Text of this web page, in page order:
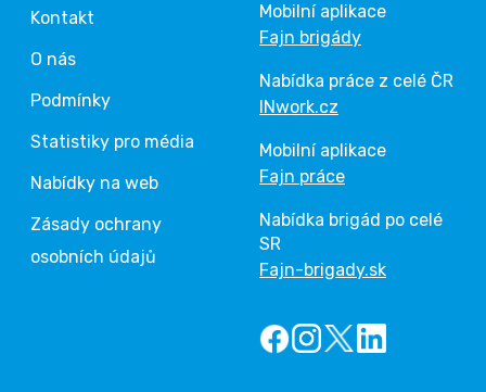
Kontakt
O nás
Podmínky
Statistiky pro média
Nabídky na web
Zásady ochrany
osobních údajů
Mobilní aplikace
Fajn brigády
Nabídka práce z celé ČR
INwork.cz
Mobilní aplikace
Fajn práce
Nabídka brigád po celé
SR
Fajn-brigady.sk